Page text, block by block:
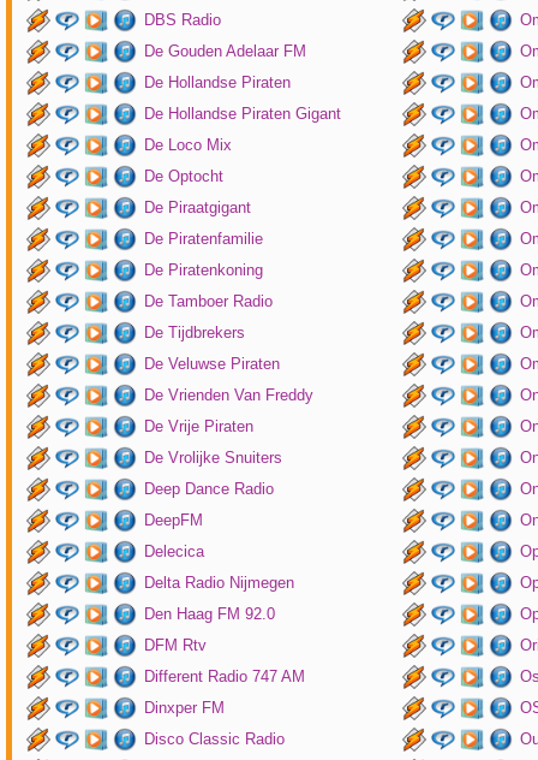
DBS Radio
De Gouden Adelaar FM
De Hollandse Piraten
De Hollandse Piraten Gigant
De Loco Mix
De Optocht
De Piraatgigant
De Piratenfamilie
De Piratenkoning
De Tamboer Radio
De Tijdbrekers
De Veluwse Piraten
De Vrienden Van Freddy
De Vrije Piraten
De Vrolijke Snuiters
Deep Dance Radio
DeepFM
Delecica
Delta Radio Nijmegen
Den Haag FM 92.0
DFM Rtv
Different Radio 747 AM
Dinxper FM
Disco Classic Radio